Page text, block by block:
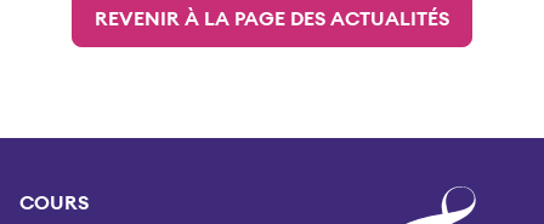
REVENIR À LA PAGE DES ACTUALITÉS
COURS